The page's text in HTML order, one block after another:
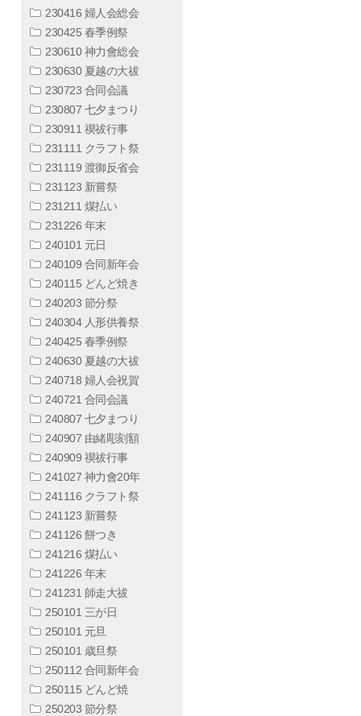
230416 婦人会総会
230425 春季例祭
230610 神力會総会
230630 夏越の大祓
230723 合同会議
230807 七夕まつり
230911 禊祓行事
231111 クラフト祭
231119 渡御反省会
231123 新嘗祭
231211 煤払い
231226 年末
240101 元日
240109 合同新年会
240115 どんど焼き
240203 節分祭
240304 人形供養祭
240425 春季例祭
240630 夏越の大祓
240718 婦人会祝賀
240721 合同会議
240807 七夕まつり
240907 由緒彫刻額
240909 禊祓行事
241027 神力會20年
241116 クラフト祭
241123 新嘗祭
241126 餅つき
241216 煤払い
241226 年末
241231 師走大祓
250101 三が日
250101 元旦
250101 歳旦祭
250112 合同新年会
250115 どんど焼
250203 節分祭